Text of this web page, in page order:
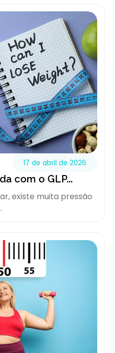
17 de abril de 2026
com o GLP...
existe muita pressão